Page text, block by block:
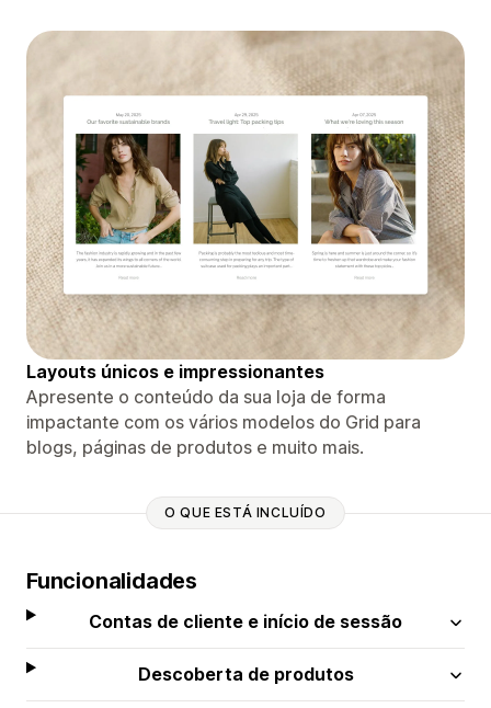
Layouts únicos e impressionantes
Apresente o conteúdo da sua loja de forma
impactante com os vários modelos do Grid para
blogs, páginas de produtos e muito mais.
O QUE ESTÁ INCLUÍDO
Funcionalidades
Contas de cliente e início de sessão
Descoberta de produtos